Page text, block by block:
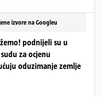
izvore na Googleu
podnijeli su u
za ocjenu
oduzimanje zemlje